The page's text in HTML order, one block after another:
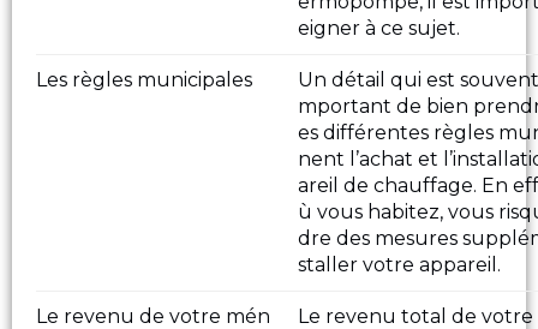
eigner à ce sujet.
Les règles municipales
Un détail qui est
mportant de bien
es différentes règles
nent l’achat et
areil de chauffage. En
ù vous habitez, vous
dre des mesures
staller votre appareil.
Le revenu de votre mén
Le revenu total de votre